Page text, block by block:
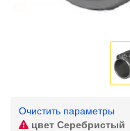
Очистить параметры
цвет Серебристый